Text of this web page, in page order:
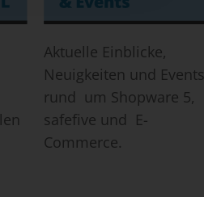
Aktuelle Einblicke,
Neuigkeiten und Events
rund um Shopware 5,
safefive und E-
Commerce.